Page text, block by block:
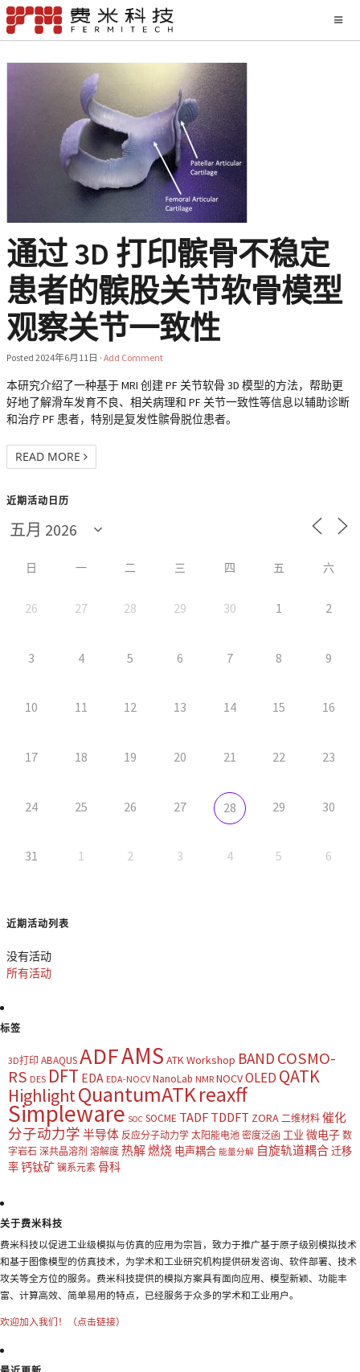
通过 3D 打印髌骨不稳定
患者的髌股关节软骨模型
观察关节一致性
Posted 2024年6月11日 · Add Comment
本研究介绍了一种基于 MRI 创建 PF 关节软骨 3D 模型的方法，帮助更
好地了解滑车发育不良、相关病理和 PF 关节一致性等信息以辅助诊断
和治疗 PF 患者，特别是复发性髌骨脱位患者。
READ MORE
近期活动日历
日 一 二 三 四 五 六
26 27 28 29 30 1 2
3 4 5 6 7 8 9
10 11 12 13 14 15 16
17 18 19 20 21 22 23
24 25 26 27 28 29 30
31 1 2 3 4 5 6
近期活动列表
没有活动
所有活动
标签
3D打印 ABAQUSADFAMS ATK Workshop BAND COSMO-
RS DES DFT EDA EDA-NOCV NanoLab NMR NOCVOLED QATK
HighlightQuantumATKreaxff
Simpleware SOC SOCME TADF TDDFT ZORA 二维材料 催化
分子动力学 半导体 反应分子动力学 太阳能电池 密度泛函 工业 微电子 数
字岩石 深共晶溶剂 溶解度 热解燃烧 电声耦合 能量分解 自旋轨道耦合迁移
率钙钛矿 镧系元素 骨科
关于费米科技
费米科技以促进工业级模拟与仿真的应用为宗旨，致力于推广基于原子级别模拟技术
和基于图像模型的仿真技术，为学术和工业研究机构提供研发咨询、软件部署、技术
攻关等全方位的服务。费米科技提供的模拟方案具有面向应用、模型新颖、功能丰
富、计算高效、简单易用的特点，已经服务于众多的学术和工业用户。
欢迎加入我们！（点击链接）